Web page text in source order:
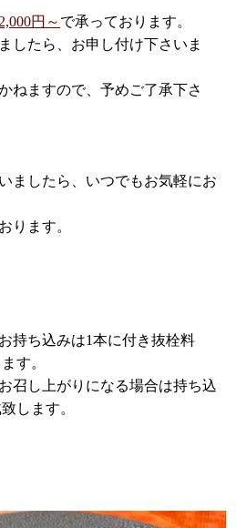
2,000円～ で承っております。
したら、お申し付け下さいま
ねますので、予めご了承下さ
ましたら、いつでもお気軽にお
ります。
持ち込みは1本に付き抜栓料
す。
召し上がりになる場合は持ち込
します。